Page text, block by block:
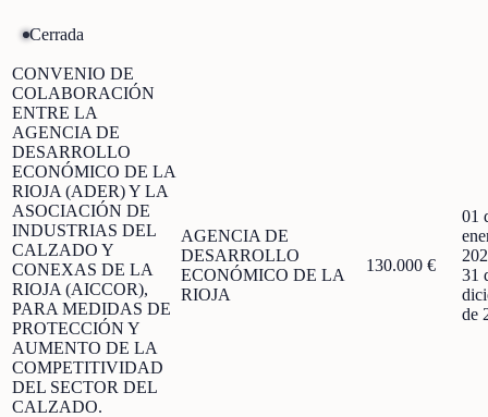
Cerrada
CONVENIO DE
COLABORACIÓN
ENTRE LA
AGENCIA DE
DESARROLLO
ECONÓMICO DE LA
RIOJA (ADER) Y LA
ASOCIACIÓN DE
INDUSTRIAS DEL
CALZADO Y
CONEXAS DE LA
RIOJA (AICCOR),
PARA MEDIDAS DE
PROTECCIÓN Y
AUMENTO DE LA
COMPETITIVIDAD
DEL SECTOR DEL
CALZADO.
AGENCIA DE
DESARROLLO
ECONÓMICO DE LA
RIOJA
130.000 €
01
31
de